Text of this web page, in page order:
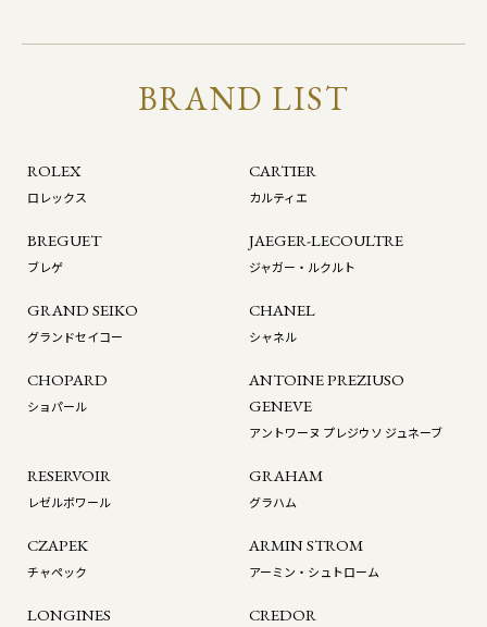
BRAND LIST
ROLEX
ロレックス
CARTIER
カルティエ
BREGUET
ブレゲ
JAEGER-LECOULTRE
ジャガー・ルクルト
GRAND SEIKO
グランドセイコー
CHANEL
シャネル
CHOPARD
ショパール
ANTOINE PREZIUSO
GENEVE
アントワーヌ プレジウソ ジュネーブ
RESERVOIR
レゼルボワール
GRAHAM
グラハム
CZAPEK
チャペック
ARMIN STROM
アーミン・シュトローム
LONGINES CREDOR